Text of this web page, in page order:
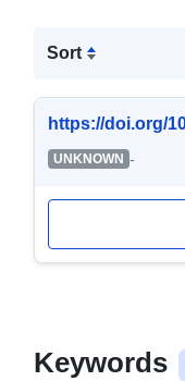
Sort
https://doi.org/
UNKNOWN -
Keywords